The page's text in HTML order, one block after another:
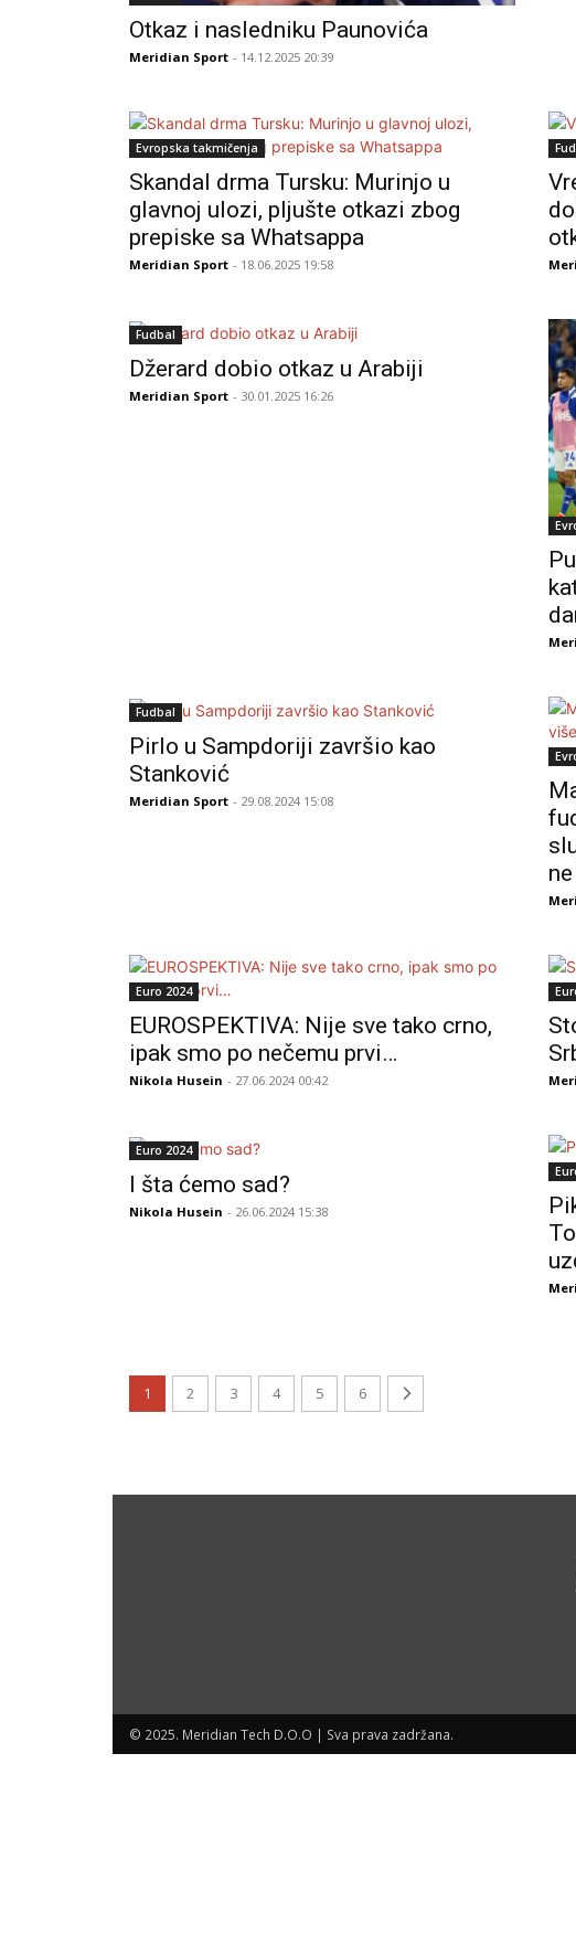
Otkaz i nasledniku Paunovića
Meridian Sport - 14.12.2025 20:39
Evropska takmičenja
Skandal drma Tursku: Murinjo u
glavnoj ulozi, pljušte otkazi zbog
prepiske sa Whatsappa
Meridian Sport - 18.06.2025 19:58
Fudbal
Džerard dobio otkaz u Arabiji
Meridian Sport - 30.01.2025 16:26
Fudbal
Pirlo u Sampdoriji završio kao
Stanković
Meridian Sport - 29.08.2024 15:08
Euro 2024
EUROSPEKTIVA: Nije sve tako crno,
ipak smo po nečemu prvi…
Nikola Husein - 27.06.2024 00:42
Euro 2024
I šta ćemo sad?
Nikola Husein - 26.06.2024 15:38
1 2 3 4 5 6
© 2025. Meridian Tech D.O.O | Sva prava zadržana.